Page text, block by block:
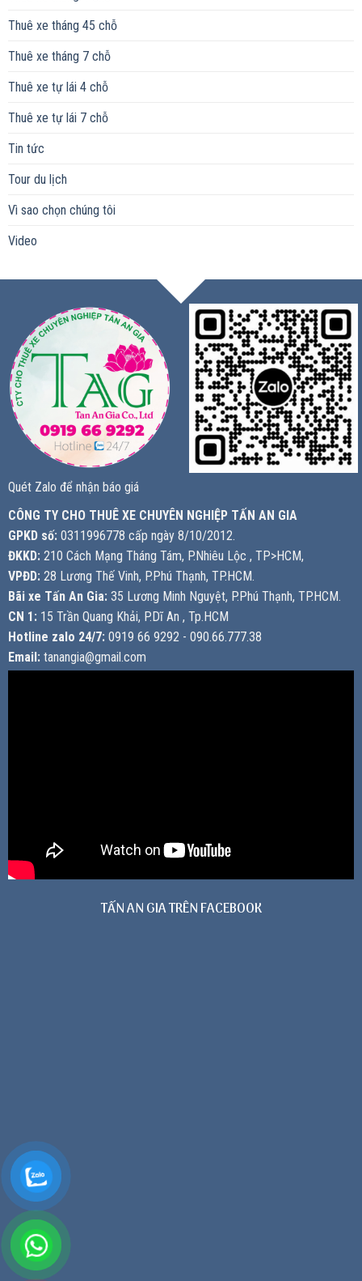
Thuê xe tháng 45 chỗ
Thuê xe tháng 7 chỗ
Thuê xe tự lái 4 chỗ
Thuê xe tự lái 7 chỗ
Tin tức
Tour du lịch
Vì sao chọn chúng tôi
Video
Quét Zalo để nhận báo giá
CÔNG TY CHO THUÊ XE CHUYÊN NGHIỆP TẤN AN GIA
GPKD số: 0311996778 cấp ngày 8/10/2012.
ĐKKD: 210 Cách Mạng Tháng Tám, P.Nhiêu Lộc , TP>HCM,
VPĐD: 28 Lương Thế Vinh, P.Phú Thạnh, TP.HCM.
Bãi xe Tấn An Gia: 35 Lương Minh Nguyệt, P.Phú Thạnh, TP.HCM.
CN 1: 15 Trần Quang Khải, P.Dĩ An , Tp.HCM
Hotline zalo 24/7: 0919 66 9292 - 090.66.777.38
Email: tanangia@gmail.com
TẤN AN GIA TRÊN FACEBOOK